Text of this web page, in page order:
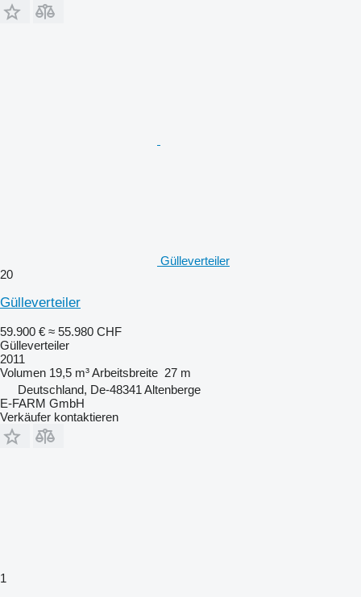
Gülleverteiler
20
Gülleverteiler
59.900 € ≈ 55.980 CHF
Gülleverteiler
2011
Volumen 19,5 m³Arbeitsbreite 27 m
Deutschland, De-48341 Altenberge
E-FARM GmbH
Verkäufer kontaktieren
1